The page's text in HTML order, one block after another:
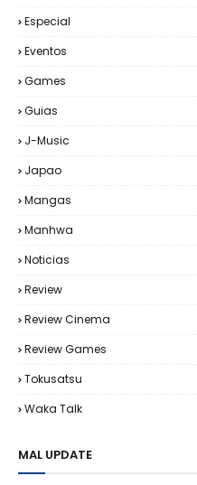
Especial
Eventos
Games
Guias
J-Music
Japao
Mangas
Manhwa
Noticias
Review
Review Cinema
Review Games
Tokusatsu
Waka Talk
MAL UPDATE